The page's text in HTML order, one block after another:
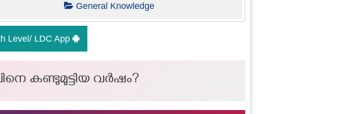
General Knowledge
Level/ LDC App
കണ്ടുമുട്ടിയ വർഷം?